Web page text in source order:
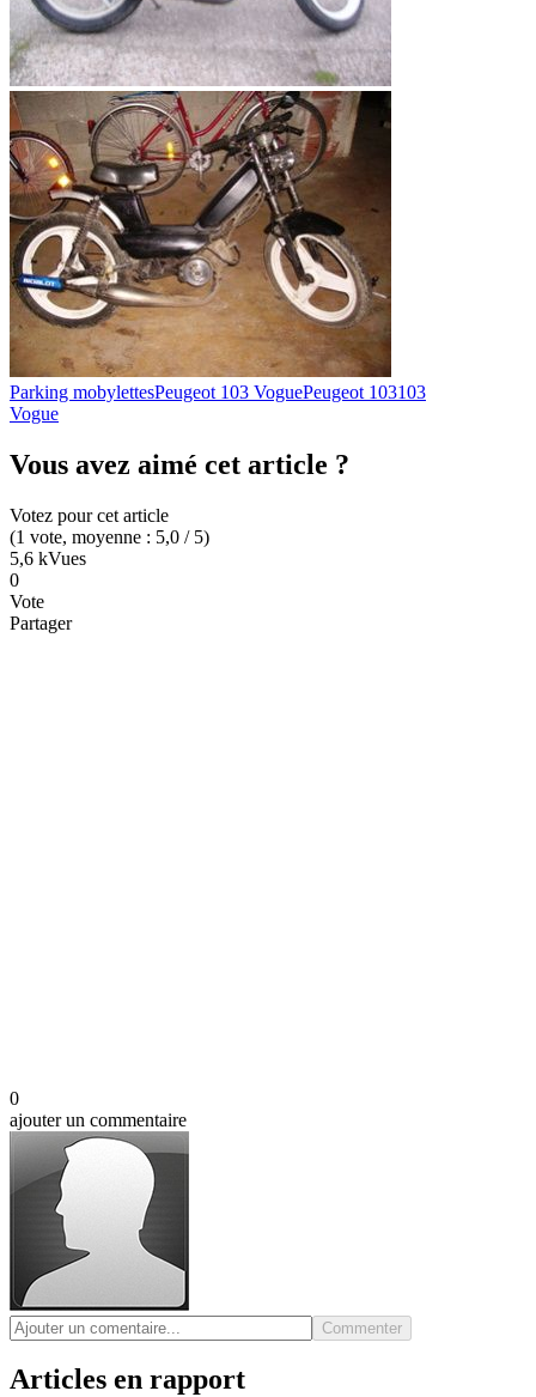
Parking mobylettesPeugeot 103 VoguePeugeot 103103
Vogue
Vous avez aimé cet article ?
Votez pour cet article
(1 vote, moyenne : 5,0 / 5)
5,6 kVues
0
Vote
Partager
0
ajouter un commentaire
Commenter
Articles en rapport